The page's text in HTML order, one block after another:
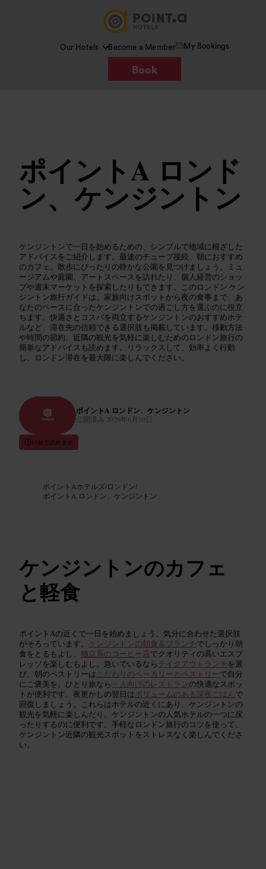
Our Hotels Become a Member My Bookings
Book
ポイントA ロンド
ン、ケンジントン
ケンジントンで一日を始めるための、シンプルで地域に根ざした
アドバイスをご紹介します。最速のチューブ接続、朝におすすめ
のカフェ、散歩にぴったりの静かな公園を見つけましょう。ミュ
ージアムや庭園、アートスペースを訪れたり、個人経営のショッ
プや週末マーケットを探索したりもできます。このロンドン ケン
ジントン旅行ガイドは、家族向けスポットから夜の食事まで、あ
なたのペースに合ったケンジントンでの過ごし方を選ぶのに役立
ちます。快適さとコスパを両立するケンジントンのおすすめホテ
ルなど、滞在先の信頼できる選択肢も掲載しています。移動方法
や時間の節約、近隣の観光を気軽に楽しむためのロンドン旅行の
簡単なアドバイスも読めます。リラックスして、効率よく行動
し、ロンドン滞在を最大限に楽しんでください。
ポイントA ロンドン、ケンジントン
公開済み 2026年6月10日
13分で読めます
ポイントAホテルズ/ロンドン/
ポイントA ロンドン、ケンジントン
ケンジントンのカフェ
と軽食
ポイントAの近くで一日を始めましょう。気分に合わせた選択肢
がそろっています。 ケンジントンの朝食＆ブランチでしっかり朝
食をとるもよし、 独立系のコーヒー店でクオリティの高いエスプ
レッソを楽しむもよし。急いでいるならテイクアウトランチを選
び、朝のペストリーはこだわりのベーカリーとペストリーで自分
にご褒美を。ひとり旅なら
一人向けのレストランの快適なスポッ
トが便利です。夜更かしの翌日はボリュームのある深夜ごはんで
回復しましょう。これらはホテルの近くにあり、ケンジントンの
観光を気軽に楽しんだり、ケンジントンの人気ホテルの一つに戻
ったりするのに便利です。手軽なロンドン旅行のコツを使って、
ケンジントン近隣の観光スポットをストレスなく楽しんでくださ
い。